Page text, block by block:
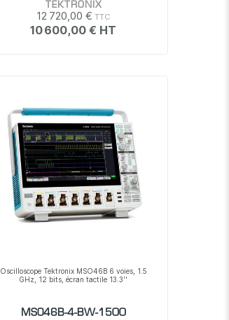
TEKTRONIX
12 720,00 €
10 600,00 €
Oscilloscope Tektronix MSO46B 6 voies, 1.5
GHz, 12 bits, écran tactile 13.3''
MSO46B-4-BW-1500